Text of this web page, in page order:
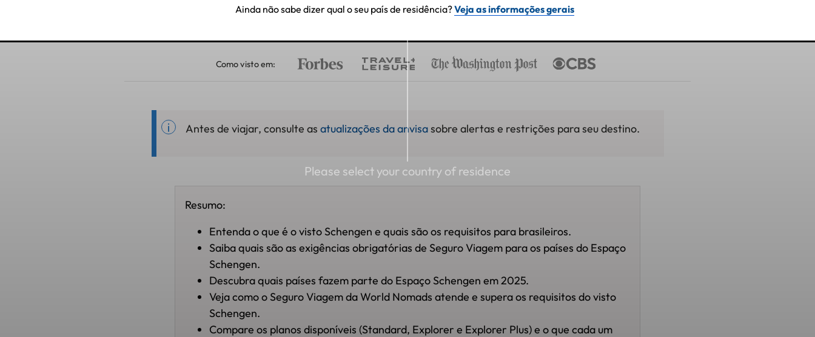
Ainda não sabe dizer qual o seu país de residência?Veja as informações gerais
Please select your country of residence
Como visto em:
Antes de viajar, consulte as atualizações da anvisasobre alertas e restrições para seu destino.
Resumo:
Entenda o que é o visto Schengen e quais são os requisitos para brasileiros.
Saiba quais são as exigências obrigatórias de Seguro Viagem para os países do Espaço
Schengen.
Descubra quais países fazem parte do Espaço Schengen em 2025.
Veja como o Seguro Viagem da World Nomads atende e supera os requisitos do visto
Schengen.
Compare os planos disponíveis (Standard, Explorer e Explorer Plus) e o que cada um